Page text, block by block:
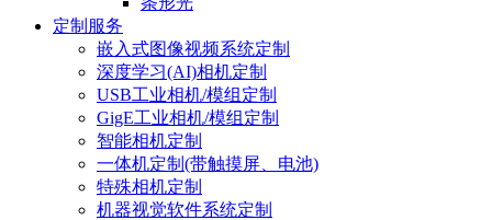
定制服务
嵌入式图像视频系统定制
深度学习(AI)相机定制
USB工业相机/模组定制
GigE工业相机/模组定制
智能相机定制
一体机定制(带触摸屏、电池)
特殊相机定制
机器视觉软件系统定制